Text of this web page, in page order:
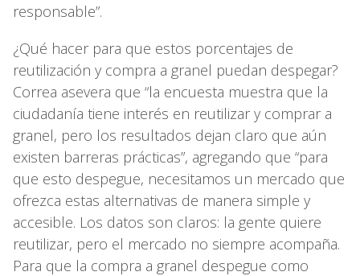
responsable”.
¿Qué hacer para que estos porcentajes de
reutilización y compra a granel puedan despegar?
Correa asevera que “la encuesta muestra que la
ciudadanía tiene interés en reutilizar y comprar a
granel, pero los resultados dejan claro que aún
existen barreras prácticas”, agregando que “para
que esto despegue, necesitamos un mercado que
ofrezca estas alternativas de manera simple y
accesible. Los datos son claros: la gente quiere
reutilizar, pero el mercado no siempre acompaña.
Para que la compra a granel despegue como